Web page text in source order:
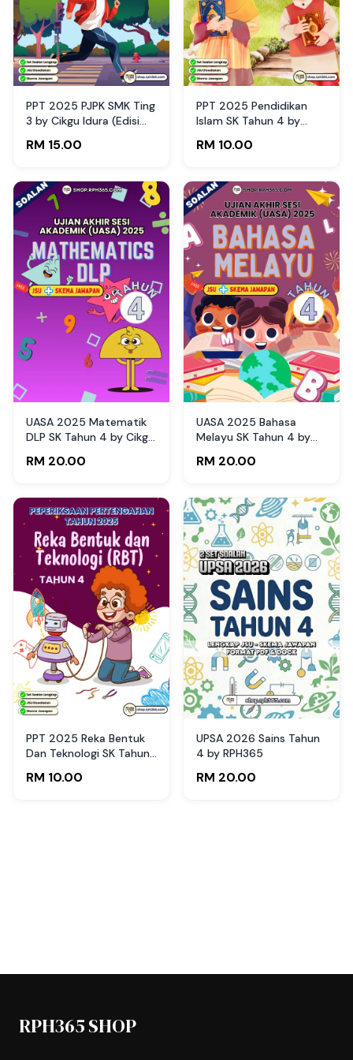
PPT 2025 PJPK SMK Ting
3 by Cikgu Idura (Edisi
RM 15.00
PPT 2025 Pendidikan
Islam SK Tahun 4 by
Murid)
RM 10.00
UASA 2025 Matematik
DLP SK Tahun 4 by Cikgu
RM 20.00
UASA 2025 Bahasa
Melayu SK Tahun 4 by
RM 20.00
PPT 2025 Reka Bentuk
Dan Teknologi SK Tahun
Guru)
RM 10.00
UPSA 2026 Sains Tahun
4 by RPH365
RM 20.00
RPH365 SHOP